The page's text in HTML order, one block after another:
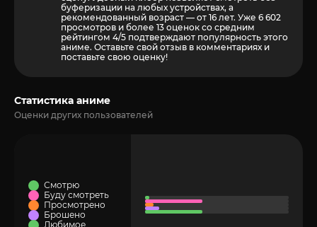
буферизации на любых устройствах, а
рекомендованный возраст — от 16 лет. Уже 6 602
просмотров и более 13 оценок со средним
рейтингом 4/5 подтверждают популярность этого
аниме. Оставьте свой отзыв в комментариях и
поставьте свою оценку!
Статистика аниме
Оценки других пользователей
Смотрю
Буду смотреть
Просмотрено
Брошено
Любимое